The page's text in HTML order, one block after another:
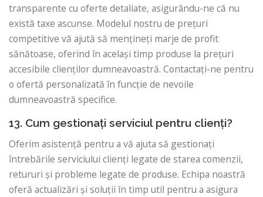
transparente cu oferte detaliate, asigurându-ne că nu
există taxe ascunse. Modelul nostru de prețuri
competitive vă ajută să mențineți marje de profit
sănătoase, oferind în același timp produse la prețuri
accesibile clienților dumneavoastră. Contactați-ne pentru
o ofertă personalizată în funcție de nevoile
dumneavoastră specifice.
13. Cum gestionați serviciul pentru clienți?
Oferim asistență pentru a vă ajuta să gestionați
întrebările serviciului clienți legate de starea comenzii,
retururi și probleme legate de produse. Echipa noastră
oferă actualizări și soluții în timp util pentru a asigura